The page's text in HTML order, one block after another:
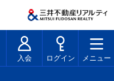
入会 ログイン メニュー